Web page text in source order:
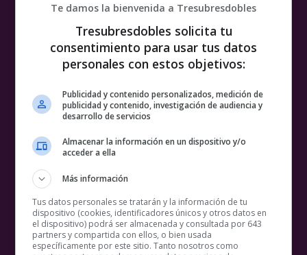
Te damos la bienvenida a Tresubresdobles
Tresubresdobles solicita tu
consentimiento para usar tus datos
personales con estos objetivos:
Publicidad y contenido personalizados, medición de
publicidad y contenido, investigación de audiencia y
desarrollo de servicios
Almacenar la información en un dispositivo y/o
acceder a ella
Más información
Tus datos personales se tratarán y la información de tu
dispositivo (cookies, identificadores únicos y otros datos en
el dispositivo) podrá ser almacenada y consultada por 643
partners y compartida con ellos, o bien usada
específicamente por este sitio. Tanto nosotros como